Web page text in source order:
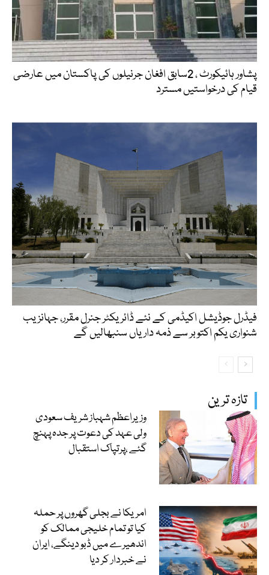
تازہ ترین
وزیراعظم شہباز شریف سعودی
ولی عہد کی دعوت پر جدہ پہنچ
گئے ،پرتپاک استقبال
امریکا نے بجلی گھروں پر حملہ
کیا تو تمام خلیجی ممالک کو
اندھیرے میں ڈبو دینگے، ایران
نے خبردار کر دیا
پشاور ہائیکورٹ ، 2سابق افغان جرنیلوں کی پاکستان میں عارضی
قیام کی درخواستیں مسترد
فیڈرل جوڈیشل اکیڈمی کے نئے ڈائریکٹر جنرل مقرر، جہانزیب
شنواری یکم اکتوبر سے ذمہ داریاں سنبھالیں گے